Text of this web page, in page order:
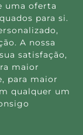
uma oferta
para si.
A nossa
satisfação,
maior
para maior
qualquer um